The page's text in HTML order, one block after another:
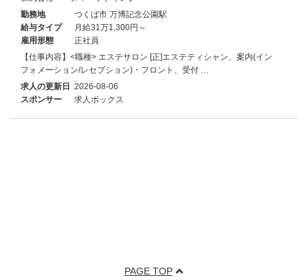
勤務地
つくば市 万博記念公園駅
給与タイプ
月給31万1,300円～
雇用形態
正社員
【仕事内容】<職種> エステサロン [正]エステティシャン、案内(イン
フォメーション/レセプション)・フロント、受付 …
求人の更新日 2026-08-06
スポンサー
求人ボックス
PAGE TOP